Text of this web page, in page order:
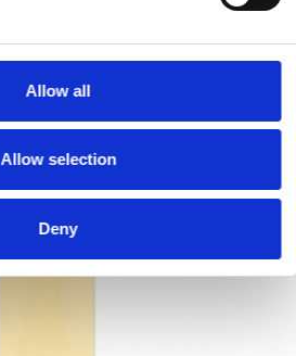
Allow all
Allow selection
Deny